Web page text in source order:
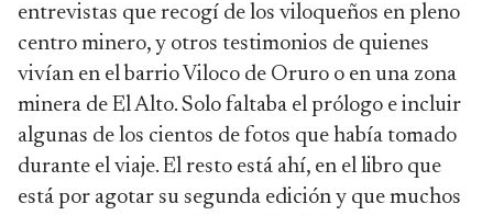
entrevistas que recogí de los viloqueños en pleno
centro minero, y otros testimonios de quienes
vivían en el barrio Viloco de Oruro o en una zona
minera de El Alto. Solo faltaba el prólogo e incluir
algunas de los cientos de fotos que había tomado
durante el viaje. El resto está ahí, en el libro que
está por agotar su segunda edición y que muchos